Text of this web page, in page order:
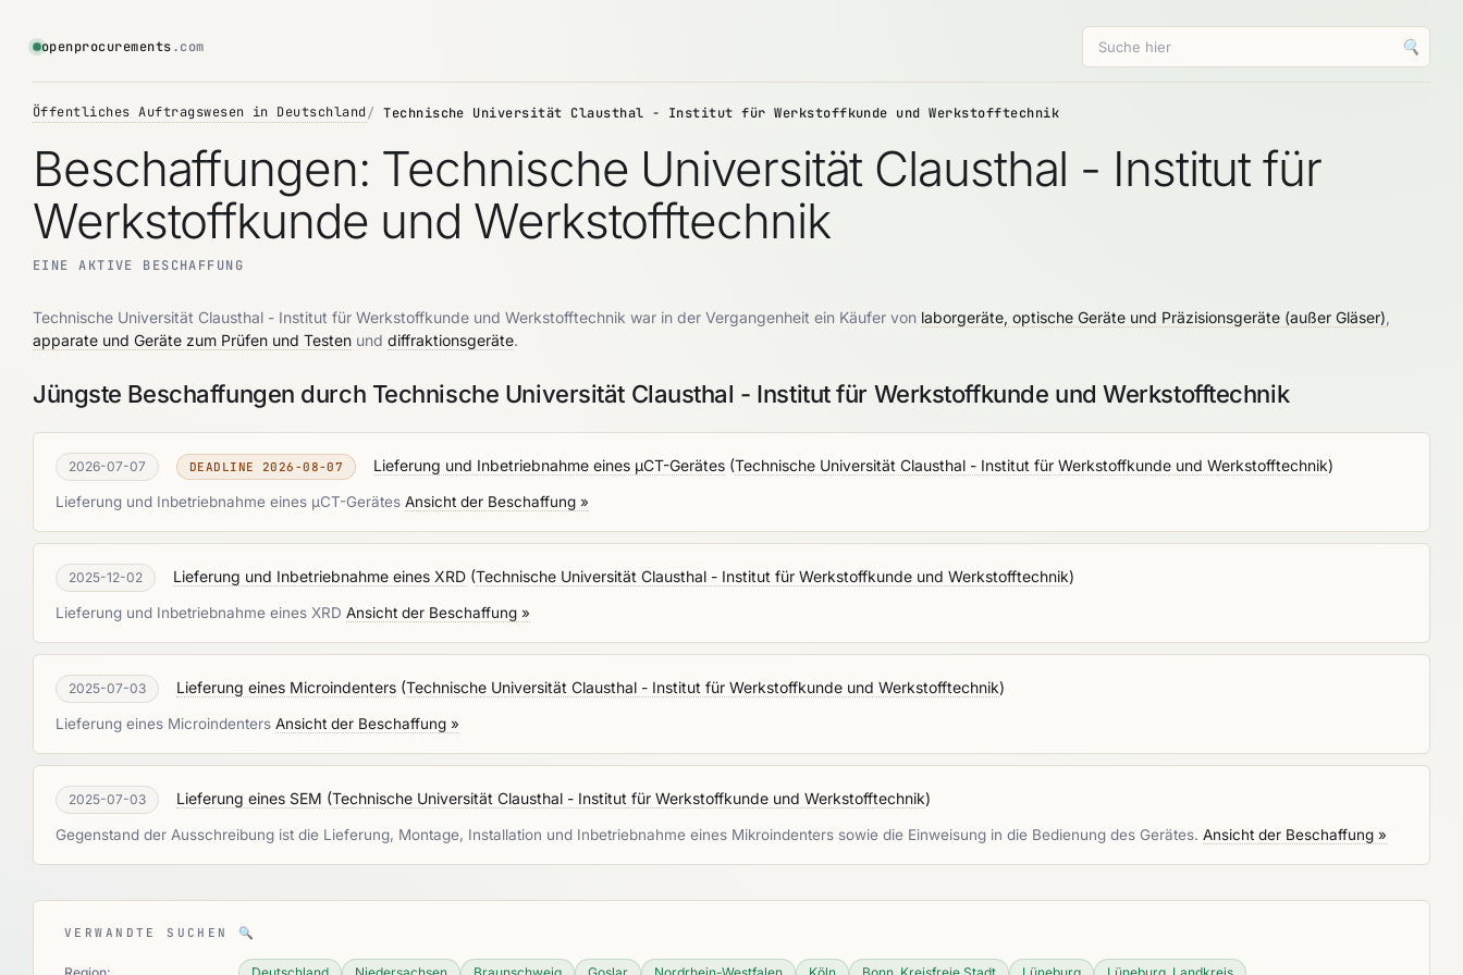
openprocurements.com 🔍
Öffentliches Auftragswesen in Deutschland Technische Universität Clausthal - Institut für Werkstoffkunde und Werkstofftechnik
Beschaffungen: Technische Universität Clausthal - Institut für
Werkstoffkunde und Werkstofftechnik
EINE AKTIVE BESCHAFFUNG
Technische Universität Clausthal - Institut für Werkstoffkunde und Werkstofftechnik war in der Vergangenheit ein Käufer von laborgeräte, optische Geräte und Präzisionsgeräte (außer Gläser)
apparate und Geräte zum Prüfen und Testen und diffraktionsgeräte.
Jüngste Beschaffungen durch Technische Universität Clausthal - Institut für Werkstoffkunde und Werkstofftechnik
2026-07-07 DEADLINE 2026-08-07 Lieferung und Inbetriebnahme eines µCT-Gerätes (Technische Universität Clausthal - Institut für Werkstoffkunde und Werkstofftechnik)
Lieferung und Inbetriebnahme eines µCT-Gerätes Ansicht der Beschaffung »
2025-12-02 Lieferung und Inbetriebnahme eines XRD (Technische Universität Clausthal - Institut für Werkstoffkunde und Werkstofftechnik)
Lieferung und Inbetriebnahme eines XRD Ansicht der Beschaffung »
2025-07-03 Lieferung eines Microindenters (Technische Universität Clausthal - Institut für Werkstoffkunde und Werkstofftechnik)
Lieferung eines Microindenters Ansicht der Beschaffung »
2025-07-03 Lieferung eines SEM (Technische Universität Clausthal - Institut für Werkstoffkunde und Werkstofftechnik)
Gegenstand der Ausschreibung ist die Lieferung, Montage, Installation und Inbetriebnahme eines Mikroindenters sowie die Einweisung in die Bedienung des Gerätes. Ansicht der Beschaffung »
VERWANDTE SUCHEN 🔍